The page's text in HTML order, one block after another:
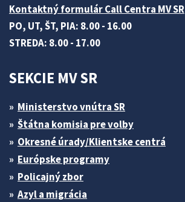
Kontaktný formulár Call Centra MV SR
PO, UT, ŠT, PIA: 8.00 - 16.00
STREDA: 8.00 - 17.00
SEKCIE MV SR
Ministerstvo vnútra SR
Štátna komisia pre volby
Okresné úrady/Klientske centrá
Európske programy
Policajný zbor
Azyl a migrácia